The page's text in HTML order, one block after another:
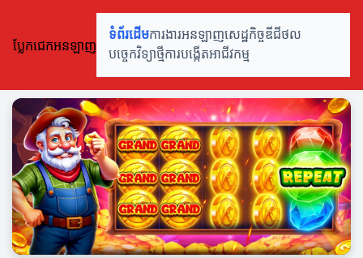
ប្លែកជេកអនឡាញ
ទំព័រដើមការងារអនឡាញសេដ្ឋកិច្ចឌីជីថល
បច្ចេកវិទ្យាថ្មីការបង្កើតអាជីវកម្ម